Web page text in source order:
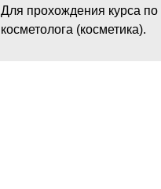
Для прохождения курса
косметолога (косметика).